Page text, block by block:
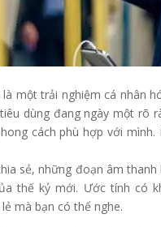
một trải nghiệm cá nhân
dùng đang ngày một rõ
cách phù hợp với
sẻ, những đoạn âm
thế kỷ mới. Ước tính có
mà bạn có thể nghe.